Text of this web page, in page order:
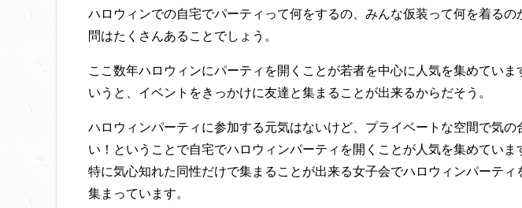
ハロウィンでの自宅でパーティって何をするの、みんな仮装って何を着るの
問はたくさんあることでしょう。
ここ数年ハロウィンにパーティを開くことが若者を中心に人気を集めていま
いうと、イベントをきっかけに友達と集まることが出来るからだそう。
ハロウィンパーティに参加する元気はないけど、プライベートな空間で気の
い！ということで自宅でハロウィンパーティを開くことが人気を集めていま
特に気心知れた同性だけで集まることが出来る女子会でハロウィンパーティ
集まっています。